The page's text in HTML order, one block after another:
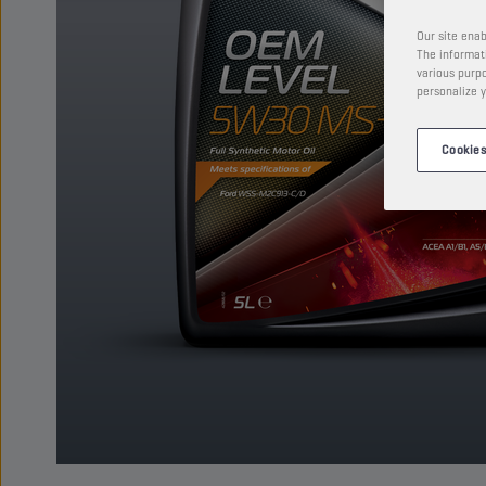
Our site
The
various
personalize